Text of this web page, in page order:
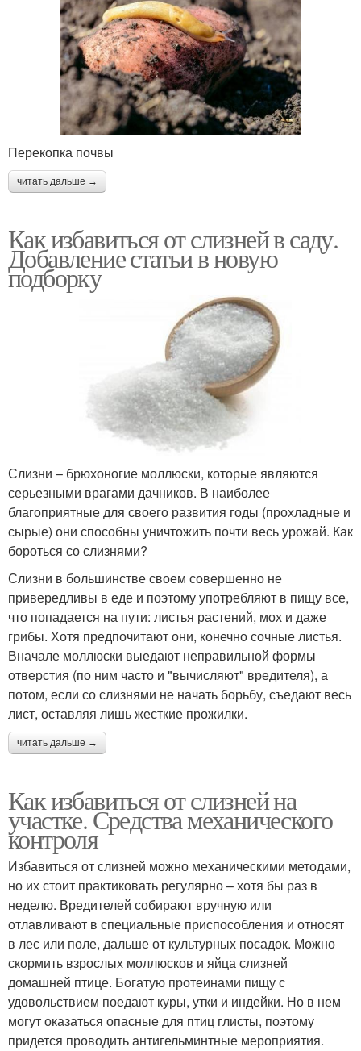
Перекопка почвы
читать дальше →
Как избавиться от слизней в саду.
Добавление статьи в новую
подборку
Слизни – брюхоногие моллюски, которые являются
серьезными врагами дачников. В наиболее
благоприятные для своего развития годы (прохладные и
сырые) они способны уничтожить почти весь урожай. Как
бороться со слизнями?
Слизни в большинстве своем совершенно не
привередливы в еде и поэтому употребляют в пищу все,
что попадается на пути: листья растений, мох и даже
грибы. Хотя предпочитают они, конечно сочные листья.
Вначале моллюски выедают неправильной формы
отверстия (по ним часто и "вычисляют" вредителя), а
потом, если со слизнями не начать борьбу, съедают весь
лист, оставляя лишь жесткие прожилки.
читать дальше →
Как избавиться от слизней на
участке. Средства механического
контроля
Избавиться от слизней можно механическими методами,
но их стоит практиковать регулярно – хотя бы раз в
неделю. Вредителей собирают вручную или
отлавливают в специальные приспособления и относят
в лес или поле, дальше от культурных посадок. Можно
скормить взрослых моллюсков и яйца слизней
домашней птице. Богатую протеинами пищу с
удовольствием поедают куры, утки и индейки. Но в нем
могут оказаться опасные для птиц глисты, поэтому
придется проводить антигельминтные мероприятия.